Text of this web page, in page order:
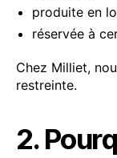
produite en
réservée à
Chez Milliet,
restreinte.
2.